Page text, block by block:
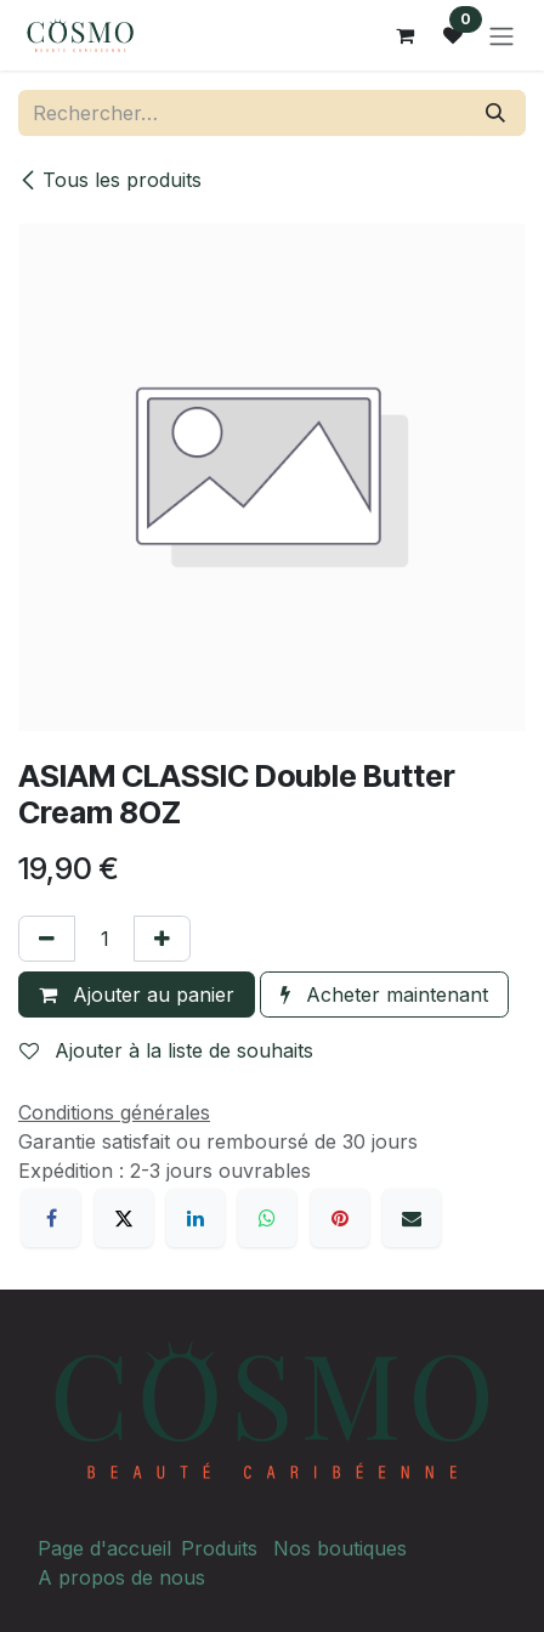
Se rendre au contenu 0
Tous les produits
ASIAM CLASSIC Double Butter
Cream 8OZ
19,90 €
Ajouter au panier Acheter maintenant
Ajouter à la liste de souhaits
Conditions générales
Garantie satisfait ou remboursé de 30 jours
Expédition : 2-3 jours ouvrables
Page d'accueil Produits
Nos boutiques
A propos de nous